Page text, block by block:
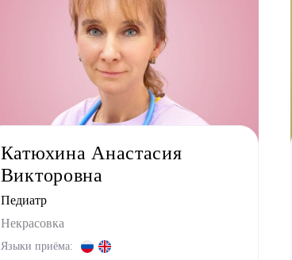
Катюхина Анастасия
Викторовна
Педиатр
Некрасовка
Языки приёма: